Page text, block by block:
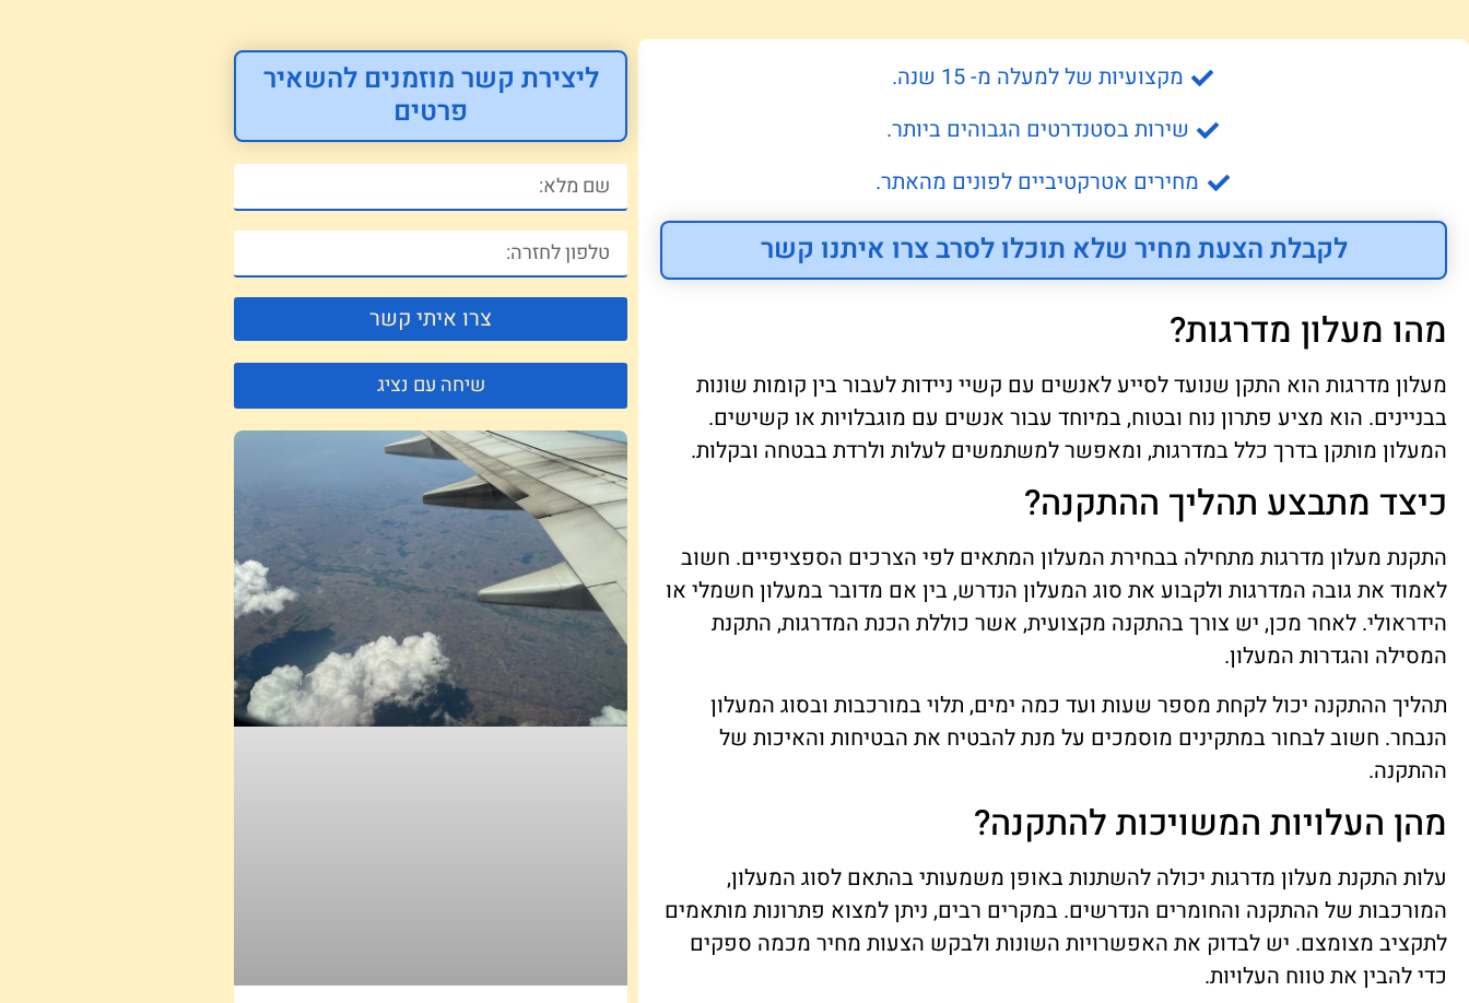
מקצועיות של למעלה מ- 15 שנה.
שירות בסטנדרטים הגבוהים ביותר.
מחירים אטרקטיביים לפונים מהאתר.
לקבלת הצעת מחיר שלא תוכלו לסרב צרו איתנו קשר
מהו מעלון מדרגות?
מעלון מדרגות הוא התקן שנועד לסייע לאנשים עם קשיי ניידות לעבור בין קומות שונות
בבניינים. הוא מציע פתרון נוח ובטוח, במיוחד עבור אנשים עם מוגבלויות או קשישים.
המעלון מותקן בדרך כלל במדרגות, ומאפשר למשתמשים לעלות ולרדת בבטחה ובקלות.
כיצד מתבצע תהליך ההתקנה?
התקנת מעלון מדרגות מתחילה בבחירת המעלון המתאים לפי הצרכים הספציפיים. חשוב
לאמוד את גובה המדרגות ולקבוע את סוג המעלון הנדרש, בין אם מדובר במעלון חשמלי או
הידראולי. לאחר מכן, יש צורך בהתקנה מקצועית, אשר כוללת הכנת המדרגות, התקנת
המסילה והגדרות המעלון.
תהליך ההתקנה יכול לקחת מספר שעות ועד כמה ימים, תלוי במורכבות ובסוג המעלון
הנבחר. חשוב לבחור במתקינים מוסמכים על מנת להבטיח את הבטיחות והאיכות של
ההתקנה.
מהן העלויות המשויכות להתקנה?
עלות התקנת מעלון מדרגות יכולה להשתנות באופן משמעותי בהתאם לסוג המעלון,
המורכבות של ההתקנה והחומרים הנדרשים. במקרים רבים, ניתן למצוא פתרונות מותאמים
לתקציב מצומצם. יש לבדוק את האפשרויות השונות ולבקש הצעות מחיר מכמה ספקים
כדי להבין את טווח העלויות.
ליצירת קשר מוזמנים להשאיר
פרטים
צרו איתי קשר
שיחה עם נציג